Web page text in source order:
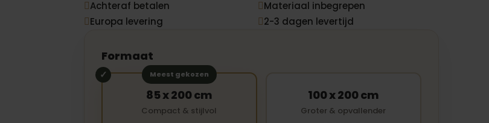
 Achteraf betalen  Materiaal inbegrepen
 Europa levering  2-3 dagen levertijd
Formaat
Meest gekozen
85 x 200 cm
Compact & stijlvol
100 x 200 cm
Groter & opvallender